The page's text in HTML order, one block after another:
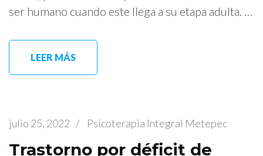
ser humano cuando este llega a su etapa adulta. …
LEER MÁS
julio 25, 2022 / Psicoterapia Integral Metepec
Trastorno por déficit de